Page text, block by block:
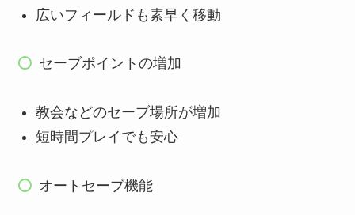
広いフィールドも素早く移動
セーブポイントの増加
教会などのセーブ場所が増加
短時間プレイでも安心
オートセーブ機能